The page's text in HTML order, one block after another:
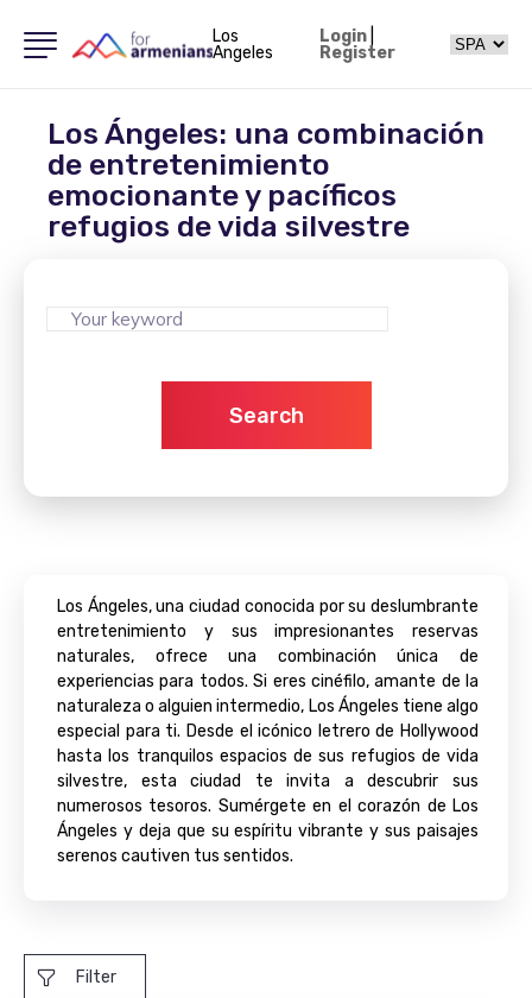
Los
Angeles
Login|
Register
Los Ángeles: una combinación
de entretenimiento
emocionante y pacíficos
refugios de vida silvestre
Search
Los Ángeles, una ciudad conocida por su deslumbrante
entretenimiento y sus impresionantes reservas
naturales, ofrece una combinación única de
experiencias para todos. Si eres cinéfilo, amante de la
naturaleza o alguien intermedio, Los Ángeles tiene algo
especial para ti. Desde el icónico letrero de Hollywood
hasta los tranquilos espacios de sus refugios de vida
silvestre, esta ciudad te invita a descubrir sus
numerosos tesoros. Sumérgete en el corazón de Los
Ángeles y deja que su espíritu vibrante y sus paisajes
serenos cautiven tus sentidos.
Filter